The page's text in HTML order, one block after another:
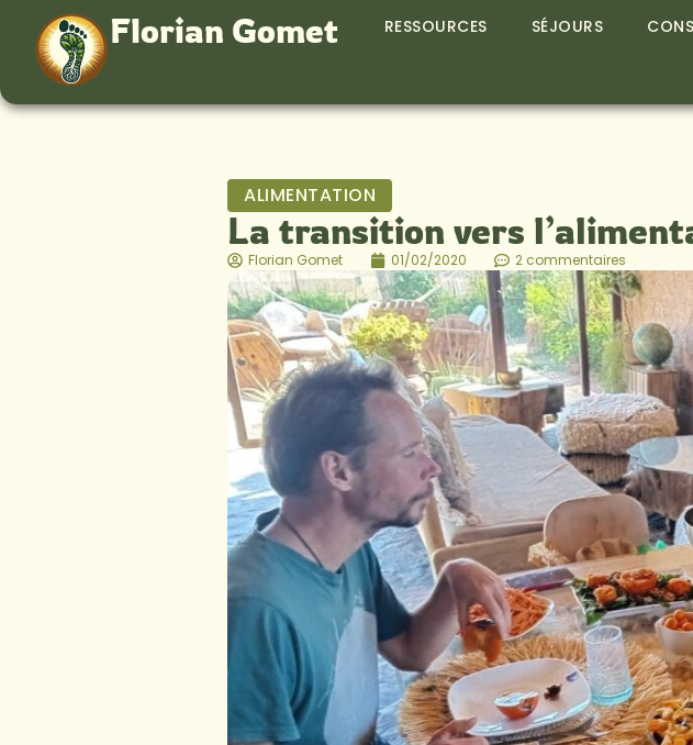
Florian Gomet RESSOURCES SÉJOURS
ALIMENTATION
La transition vers
Florian Gomet 01/02/2020 2 commentaires